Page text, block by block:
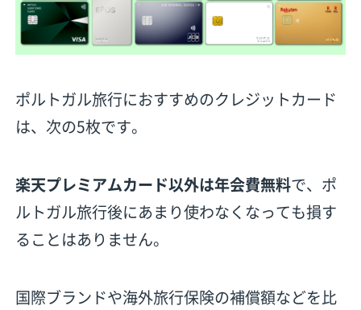
ポルトガル旅行におすすめのクレジットカード
は、次の5枚です。
楽天プレミアムカード以外は年会費無料で、ポ
ルトガル旅行後にあまり使わなくなっても損す
ることはありません。
国際ブランドや海外旅行保険の補償額などを比